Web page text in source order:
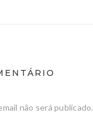
não será publicado.